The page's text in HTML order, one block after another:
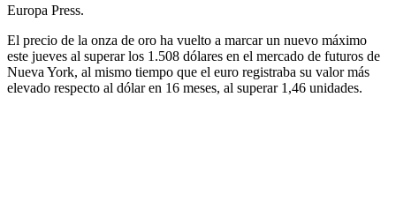
Europa Press.
El precio de la onza de oro ha vuelto a marcar un nuevo máximo
este jueves al superar los 1.508 dólares en el mercado de futuros de
Nueva York, al mismo tiempo que el euro registraba su valor más
elevado respecto al dólar en 16 meses, al superar 1,46 unidades.